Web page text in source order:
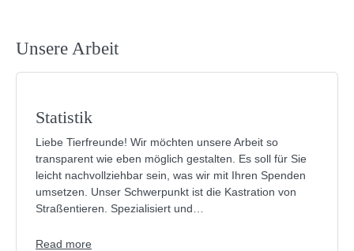
Unsere Arbeit
Statistik
Liebe Tierfreunde! Wir möchten unsere Arbeit so
transparent wie eben möglich gestalten. Es soll für Sie
leicht nachvollziehbar sein, was wir mit Ihren Spenden
umsetzen. Unser Schwerpunkt ist die Kastration von
Straßentieren. Spezialisiert und…
Read more